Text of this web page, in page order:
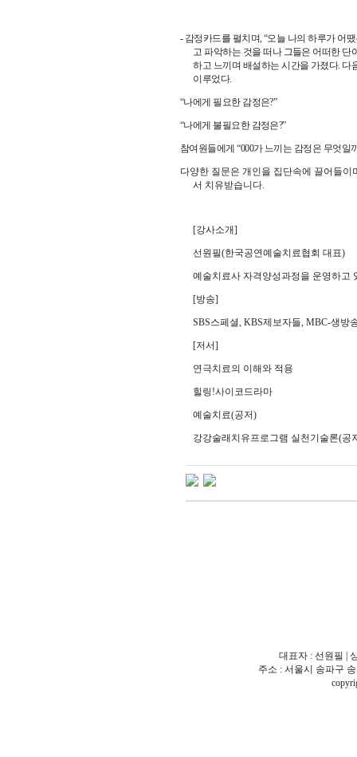
- 감정카드를 펼치며, “오늘 나의 하루가 어
고 파악하는 것을 떠나 그들은 어떠한
하고 느끼며 배설하는 시간을 가졌다. 다
이루었다.
“나에게 필요한 감정은?”
“나에게 불필요한 감정은?”
참여원들에게“000가 느끼는 감정은 무엇일
다양한 질문은 개인을 집단속에 끌어들
서 치유받습니다.
[강사소개]
선원필(한국공연예술치료협회 대표)
예술치료사 자격양성과정을 운영하고
[방송]
SBS스페셜, KBS제보자들, MBC-생방
[저서]
연극치료의 이해와 적용
힐링!사이코드라마
예술치료(공저)
강강술래치유프로그램 실천기술론(공
대표자 : 선원필 |
주소 : 서울시 송파구 송